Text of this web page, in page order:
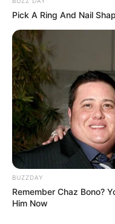
Pick A Ring And Nail
BUZZDAY
Remember Chaz Bono?
Him Now